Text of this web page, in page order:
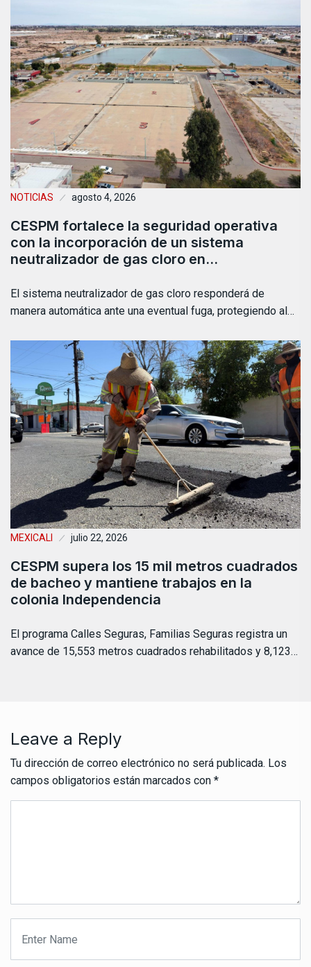
NOTICIAS agosto 4, 2026
CESPM fortalece la seguridad operativa
con la incorporación de un sistema
neutralizador de gas cloro en…
El sistema neutralizador de gas cloro responderá de
manera automática ante una eventual fuga, protegiendo al…
MEXICALI julio 22, 2026
CESPM supera los 15 mil metros cuadrados
de bacheo y mantiene trabajos en la
colonia Independencia
El programa Calles Seguras, Familias Seguras registra un
avance de 15,553 metros cuadrados rehabilitados y 8,123…
Leave a Reply
Tu dirección de correo electrónico no será publicada. Los
campos obligatorios están marcados con *